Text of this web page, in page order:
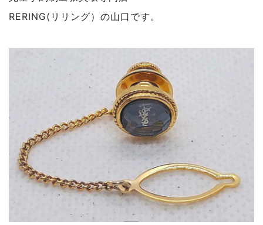
RERING(リリング）の山口です。